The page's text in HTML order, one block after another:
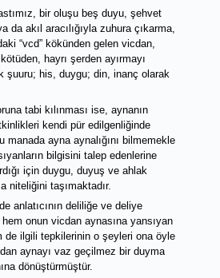
bir oluşu beş duyu, şehvet
da akıl aracılığıyla zuhura çıkarma,
“vcd” kökünden gelen vicdan,
hayrı şerden ayırmayı
şuuru; his, duygu; din, inanç olarak
tabi kılınması ise, aynanın
kendi pür edilgenliğinde
manada ayna aynalığını bilmemekle
bilgisini talep edenlerine
için duygu, duyuş ve ahlak
niteliğini taşımaktadır.
anlatıcının deliliğe ve deliye
hem onun vicdan aynasına yansıyan
de ilgili tepkilerinin o şeyleri ona öyle
aynayı vaz geçilmez bir duyma
dönüştürmüştür.